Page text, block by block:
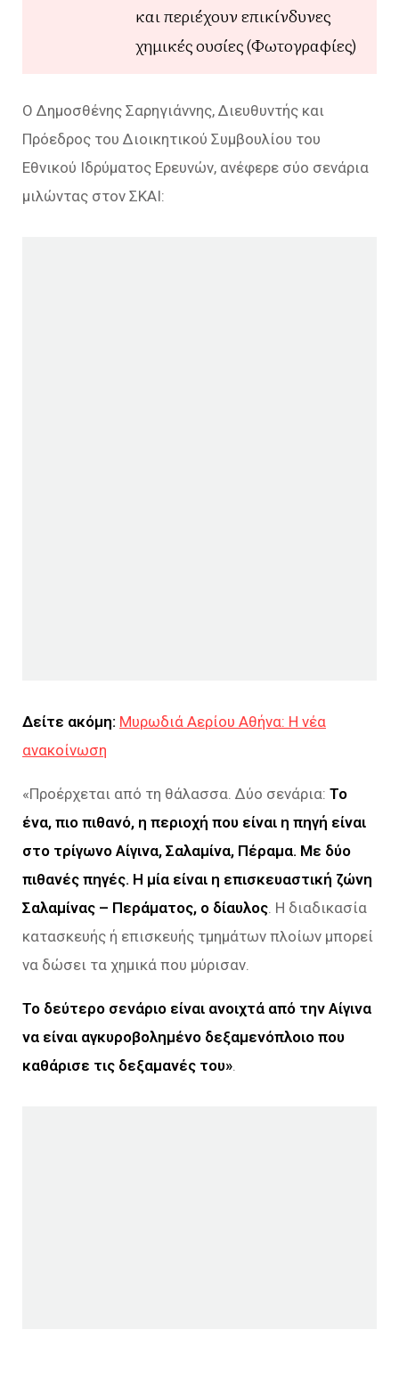
και περιέχουν επικίνδυνες
χημικές ουσίες (Φωτογραφίες)
Ο Δημοσθένης Σαρηγιάννης, Διευθυντής και
Πρόεδρος του Διοικητικού Συμβουλίου του
Εθνικού Ιδρύματος Ερευνών, ανέφερε σύο σενάρια
μιλώντας στον ΣΚΑΙ:
Δείτε ακόμη: Μυρωδιά Αερίου Αθήνα: Η νέα
ανακοίνωση
«Προέρχεται από τη θάλασσα. Δύο σενάρια: Το
ένα, πιο πιθανό, η περιοχή που είναι η πηγή είναι
στο τρίγωνο Αίγινα, Σαλαμίνα, Πέραμα. Με δύο
πιθανές πηγές. Η μία είναι η επισκευαστική ζώνη
Σαλαμίνας – Περάματος, ο δίαυλος . Η διαδικασία
κατασκευής ή επισκευής τμημάτων πλοίων μπορεί
να δώσει τα χημικά που μύρισαν.
Το δεύτερο σενάριο είναι ανοιχτά από την Αίγινα
να είναι αγκυροβολημένο δεξαμενόπλοιο που
καθάρισε τις δεξαμανές του»